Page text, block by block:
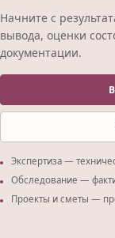
Начните с
вывода, оценки
документации.
Экспертиза —
Обследование —
Проекты и сметы —